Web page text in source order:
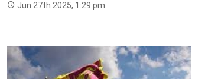
Jun 27th 2025, 1:29 pm